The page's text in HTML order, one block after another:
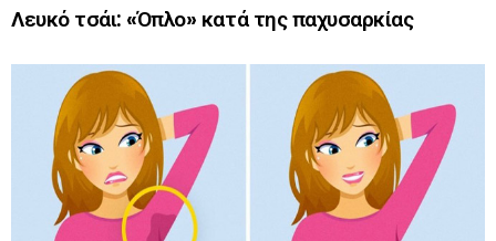
Λευκό τσάι: «Όπλο» κατά της παχυσαρκίας